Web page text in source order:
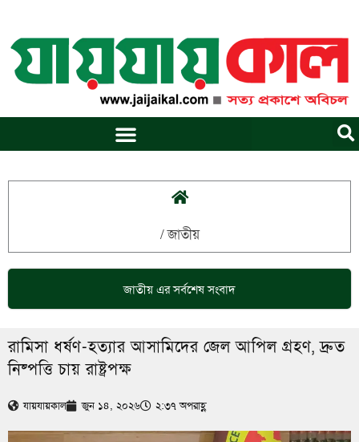
content
/জাতীয়
জাতীয়এর সর্বশেষ সংবাদ
রামিসা ধর্ষণ-হত্যার আসামিদের জেল আপিল গ্রহণ, দ্রুত
নিষ্পত্তি চায় রাষ্ট্রপক্ষ
যায়যায়কাল জুন ১৪, ২০২৬ ২:৩৭ অপরাহ্ণ